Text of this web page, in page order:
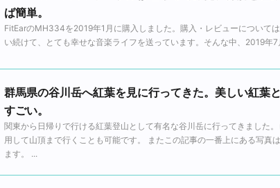
ば簡単。
FitEarのMH334を2019年1月に購入しました。購入・レビューについて
い続けて、とても幸せな音楽ライフを送っています。そんな中、2019年
群馬県の谷川岳へ紅葉を見に行ってきた。美しい紅葉
すごい。
関東から日帰りで行ける紅葉登山として有名な谷川岳に行ってきました
用して山頂まで行くことも可能です。 またこの記事の一番上にある写真
ます。 ...